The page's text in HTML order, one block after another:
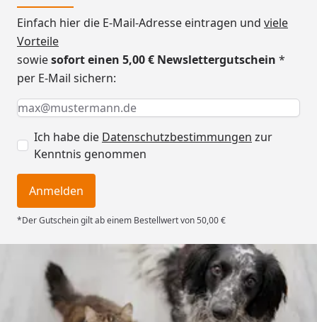
Einfach hier die E-Mail-Adresse eintragen und viele
Vorteile
sowiesofort einen 5,00 € Newslettergutschein *
per E-Mail sichern:
Keine Eingabe erforderlich
Eingabe erforderlich
E-Mail *
Ich habe die Datenschutzbestimmungen zur
Kenntnis genommen
Anmelden
*Der Gutschein gilt ab einem Bestellwert von 50,00 €
Trusted Shops